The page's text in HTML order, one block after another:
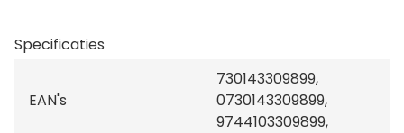
Specificaties
EAN's
730143309899,
0730143309899,
9744103309899,